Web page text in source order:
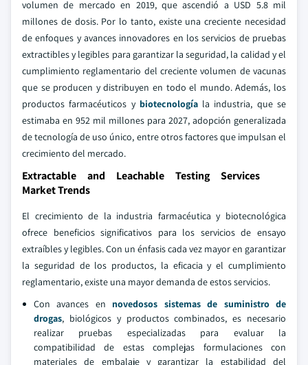
volumen de mercado en 2019, que ascendió a USD 5.8 mil
millones de dosis. Por lo tanto, existe una creciente necesidad
de enfoques y avances innovadores en los servicios de pruebas
extractibles y legibles para garantizar la seguridad, la calidad y el
cumplimiento reglamentario del creciente volumen de vacunas
que se producen y distribuyen en todo el mundo. Además, los
productos farmacéuticos y biotecnologíala industria, que se
estimaba en 952 mil millones para 2027, adopción generalizada
de tecnología de uso único, entre otros factores que impulsan el
crecimiento del mercado.
Extractable and Leachable Testing Services
Market Trends
El crecimiento de la industria farmacéutica y biotecnológica
ofrece beneficios significativos para los servicios de ensayo
extraíbles y legibles. Con un énfasis cada vez mayor en garantizar
la seguridad de los productos, la eficacia y el cumplimiento
reglamentario, existe una mayor demanda de estos servicios.
Con avances en novedosos sistemas de suministro de
drogas, biológicos y productos combinados, es necesario
realizar pruebas especializadas para evaluar la
compatibilidad de estas complejas formulaciones con
materiales de embalaje y garantizar la estabilidad del